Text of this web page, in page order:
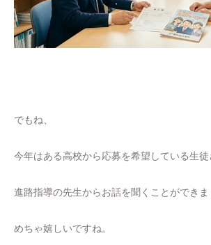
でもね、
今年はある高校から応募を希望している生徒
進路指導の先生からお話を聞くことができま
めちゃ嬉しいですね。